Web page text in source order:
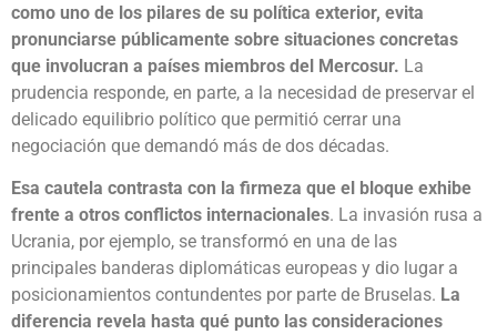
como uno de los pilares de su política exterior, evita
pronunciarse públicamente sobre situaciones concretas
que involucran a países miembros del Mercosur. La
prudencia responde, en parte, a la necesidad de preservar el
delicado equilibrio político que permitió cerrar una
negociación que demandó más de dos décadas.
Esa cautela contrasta con la firmeza que el bloque exhibe
frente a otros conflictos internacionales. La invasión rusa a
Ucrania, por ejemplo, se transformó en una de las
principales banderas diplomáticas europeas y dio lugar a
posicionamientos contundentes por parte de Bruselas. La
diferencia revela hasta qué punto las consideraciones